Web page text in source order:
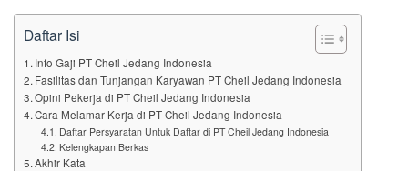
Daftar Isi
Info Gaji PT Cheil Jedang Indonesia
Fasilitas dan Tunjangan Karyawan PT Cheil Jedang Indonesia
Opini Pekerja di PT Cheil Jedang Indonesia
Cara Melamar Kerja di PT Cheil Jedang Indonesia
Daftar Persyaratan Untuk Daftar di PT Cheil Jedang Indonesia
Kelengkapan Berkas
Akhir Kata